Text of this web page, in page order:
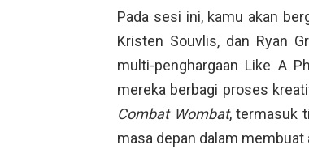
Pada sesi ini, kamu akan
Kristen Souvlis, dan Ryan
multi-penghargaan Like A
mereka berbagi proses
Combat Wombat, termasuk
masa depan dalam